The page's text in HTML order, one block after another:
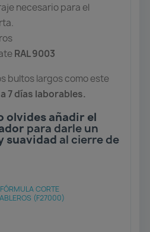
necesario para el
RAL 9003
bultos largos como este
7 días laborables.
olvides añadir el
para darle un
suavidad al cierre de
FÓRMULA CORTE
(F27000)